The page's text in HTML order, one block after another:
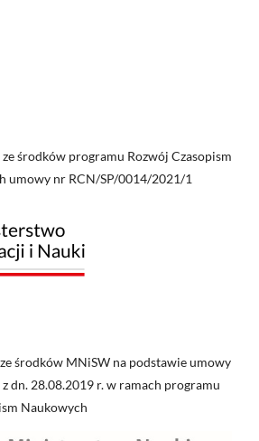
środków programu Rozwój Czasopism
umowy nr RCN/SP/0014/2021/1
środków MNiSW na podstawie umowy
dn. 28.08.2019 r. w ramach programu
Naukowych